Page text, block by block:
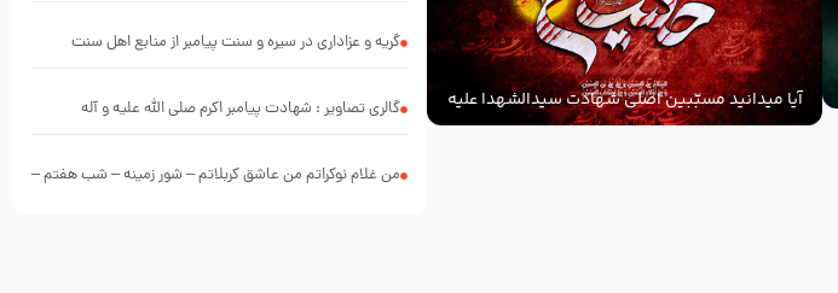
آیا میدانید مسبّبین اصلی شهادت سیدالشهدا علیه
‌السلام کیانند؟
گریه و عزاداری در سیره و سنت پیامبر از منابع اهل سنت
گالری تصاویر : شهادت پیامبر اکرم صلی الله علیه و آله
من غلام نوکراتم من عاشق کربلاتم – شور زمینه – شب هفتم –